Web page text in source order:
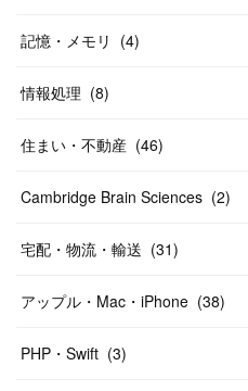
記憶・メモリ (4)
情報処理 (8)
住まい・不動産 (46)
Cambridge Brain Sciences (2)
宅配・物流・輸送 (31)
アップル・Mac・iPhone (38)
PHP・Swift (3)